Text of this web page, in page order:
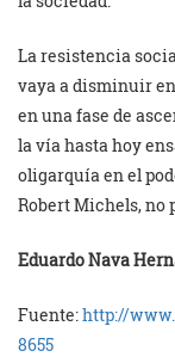
La resistencia
vaya a disminuir
en una fase de
la vía hasta hoy
oligarquía en el
Robert Michels, no
Eduardo Nava
Fuente:http://
8655